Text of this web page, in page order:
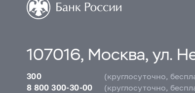
107016, Москва, ул.
300
(круглосуточно,
8 800 300-30-00
(круглосуточно,